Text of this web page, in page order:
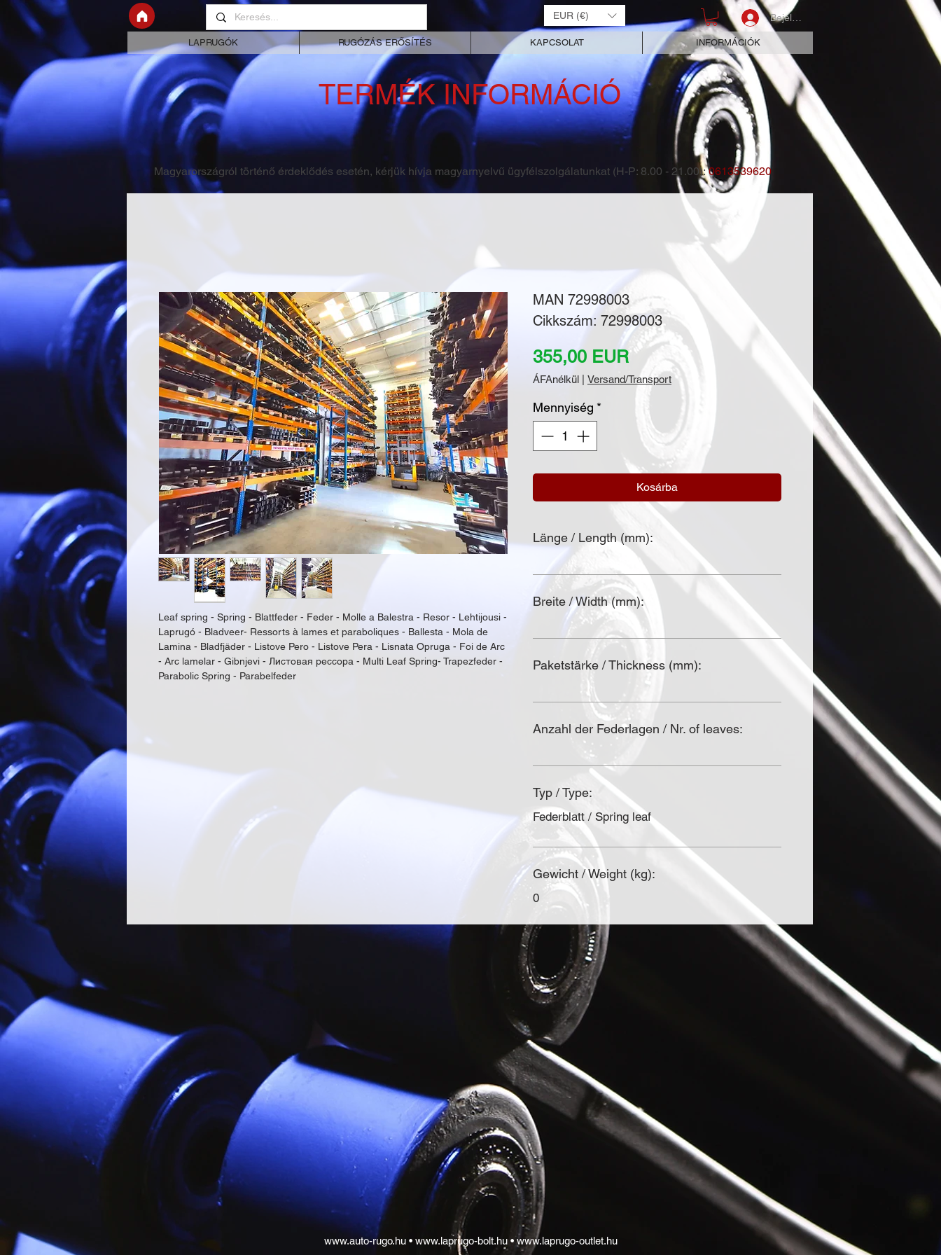
EUR (€) Bejelentkezés
LAPRUGÓK RUGÓZÁS ERŐSÍTÉS KAPCSOLAT INFORMÁCIÓK
TERMÉK INFORMÁCIÓ
Magyarországról történő érdeklődés esetén, kérjük hívja magyarnyelvű ügyfélszolgálatunkat (H-P: 8.00 - 21.00):0613539620
Leaf spring - Spring - Blattfeder - Feder - Molle a Balestra - Resor - Lehtijousi -
Laprugó - Bladveer- Ressorts à lames et paraboliques - Ballesta - Mola de
Lamina - Bladfjäder - Listove Pero - Listove Pera - Lisnata Opruga - Foi de Arc
- Arc lamelar - Gibnjevi - Листовая рессора - Multi Leaf Spring- Trapezfeder -
Parabolic Spring - Parabelfeder
MAN 72998003
Cikkszám: 72998003
355,00 EURÁr
ÁFAnélkül Versand/Transport
Mennyiség *
Kosárba
Länge / Length (mm):
Breite / Width (mm):
Paketstärke / Thickness (mm):
Anzahl der Federlagen / Nr. of leaves:
Typ / Type:
Federblatt / Spring leaf
Gewicht / Weight (kg):
0
www.auto-rugo.hu • www.laprugo-bolt.hu • www.laprugo-outlet.hu